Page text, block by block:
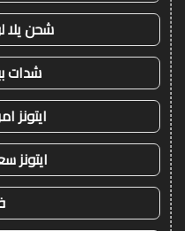
شحن يلا
شدات
ايتونز